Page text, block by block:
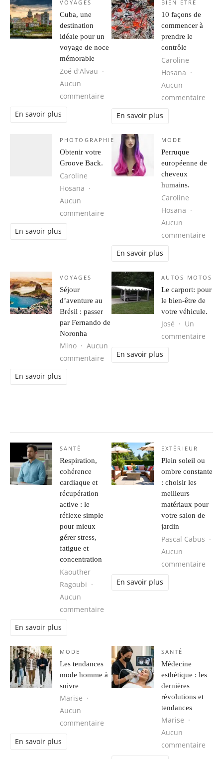
VOYAGES
Cuba, une
destination
idéale pour un
voyage de noce
mémorable
Zoé d'Alvau
Aucun
commentaire sur Cuba, une destination idéale
En savoir plus
BIEN ÊTRE
10 façons de
commencer à
prendre le
contrôle
Caroline
Hosana
Aucun
commentaire
En savoir plus
PHOTOGRAPHIE
Obtenir votre
Groove Back.
Caroline
Hosana
Aucun
commentaire sur Obtenir votre Groove Back.
En savoir plus
MODE
Perruque
européenne de
cheveux
humains.
Caroline
Hosana
Aucun
commentaire
En savoir plus
VOYAGES
Séjour
d’aventure au
Brésil : passer
par Fernando de
Noronha
Mino
Aucun
commentaire sur Séjour d’aventure au Brésil :
En savoir plus
AUTOS MOTOS
Le carport: pour
le bien-être de
votre véhicule.
José
Un
commentaire
En savoir plus
SANTÉ
Respiration,
cohérence
cardiaque et
récupération
active : le
réflexe simple
pour mieux
gérer stress,
fatigue et
concentration
Kaouther
Ragoubi
Aucun
commentaire
En savoir plus
EXTÉRIEUR
Plein soleil ou
ombre constante
: choisir les
meilleurs
matériaux pour
votre salon de
jardin
Pascal Cabus
Aucun
commentaire
En savoir plus
MODE
Les tendances
mode homme à
suivre
Marise
Aucun
commentaire sur Les tendances mode homme à
En savoir plus
SANTÉ
Médecine
esthétique : les
dernières
révolutions et
tendances
Marise
Aucun
commentaire